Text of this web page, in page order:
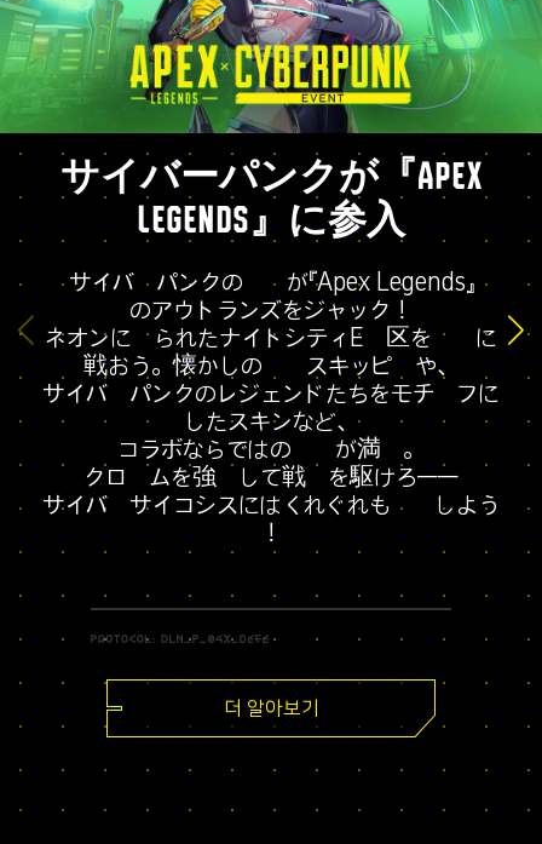
サイバーパンクが『APEX
LEGENDS』に参入
サイバーパンクの世界が『Apex Legends』
のアウトランズをジャック！
ネオンに彩られたナイトシティE地区を舞台に
戦おう。懐かしの相棒スキッピーや、
サイバーパンクのレジェンドたちをモチーフに
したスキンなど、
コラボならではの要素が満載。
クロームを強化して戦場を駆けろ――
サイバーサイコシスにはくれぐれも注意しよう
！
더 알아보기